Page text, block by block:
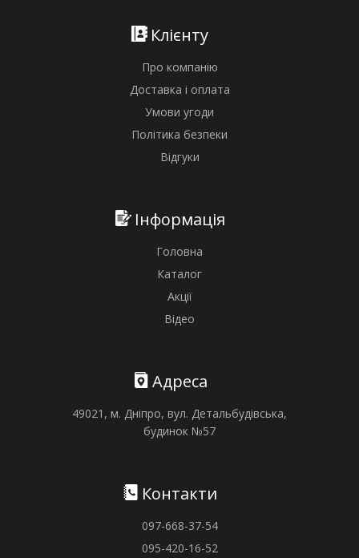
Клієнту
Про компанію
Доставка і оплата
Умови угоди
Політика безпеки
Відгуки
Інформація
Головна
Каталог
Акції
Відео
Адреса
49021, м. Дніпро, вул. Детальбудівська,
будинок №57
Контакти
097-668-37-54
095-420-16-52